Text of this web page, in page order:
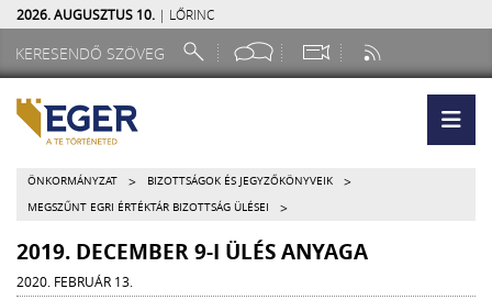
2026. AUGUSZTUS 10. | LŐRINC
ÖNKORMÁNYZAT > BIZOTTSÁGOK ÉS JEGYZŐKÖNYVEIK >
MEGSZŰNT EGRI ÉRTÉKTÁR BIZOTTSÁG ÜLÉSEI >
2019. DECEMBER 9-I ÜLÉS ANYAGA
2020. FEBRUÁR 13.